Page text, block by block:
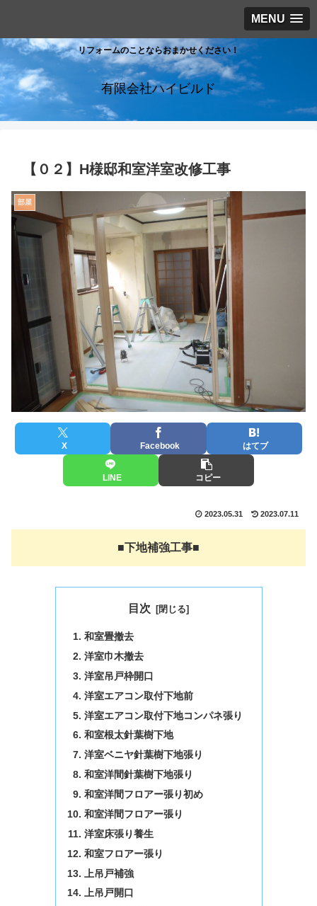
MENU
リフォームのことならおまかせください！
有限会社ハイビルド
【０２】H様邸和室洋室改修工事
部屋
X Facebook はてブ
LINE コピー
2023.05.31 2023.07.11
■下地補強工事■
目次
和室畳撤去
洋室巾木撤去
洋室吊戸枠開口
洋室エアコン取付下地前
洋室エアコン取付下地コンパネ張り
和室根太針葉樹下地
洋室ベニヤ針葉樹下地張り
和室洋間針葉樹下地張り
和室洋間フロアー張り初め
和室洋間フロアー張り
洋室床張り養生
和室フロアー張り
上吊戸補強
上吊戸開口